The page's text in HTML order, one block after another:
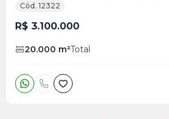
Cód. 12322
R$ 3.100.000
20.000 m²Total